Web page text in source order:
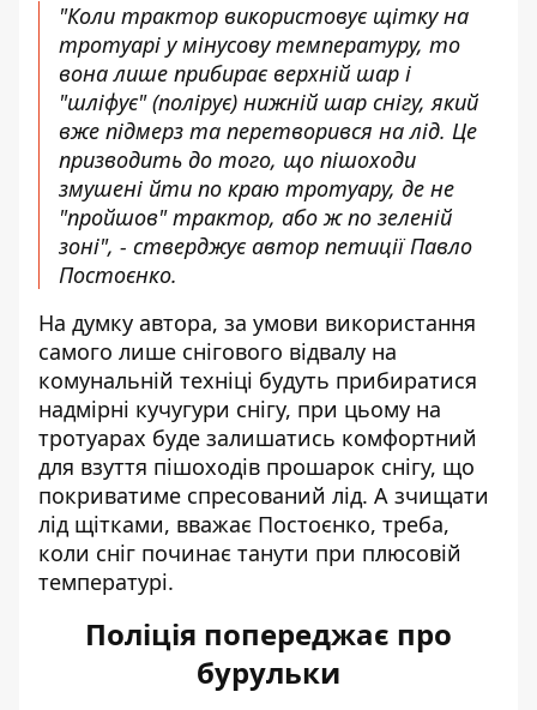
"Коли трактор використовує щітку на
тротуарі у мінусову температуру, то
вона лише прибирає верхній шар і
"шліфує" (полірує) нижній шар снігу, який
вже підмерз та перетворився на лід. Це
призводить до того, що пішоходи
змушені йти по краю тротуару, де не
"пройшов" трактор, або ж по зеленій
зоні", - стверджує автор петиції Павло
Постоєнко.
На думку автора, за умови використання
самого лише снігового відвалу на
комунальній техніці будуть прибиратися
надмірні кучугури снігу, при цьому на
тротуарах буде залишатись комфортний
для взуття пішоходів прошарок снігу, що
покриватиме спресований лід. А зчищати
лід щітками, вважає Постоєнко, треба,
коли сніг починає танути при плюсовій
температурі.
Поліція попереджає про
бурульки